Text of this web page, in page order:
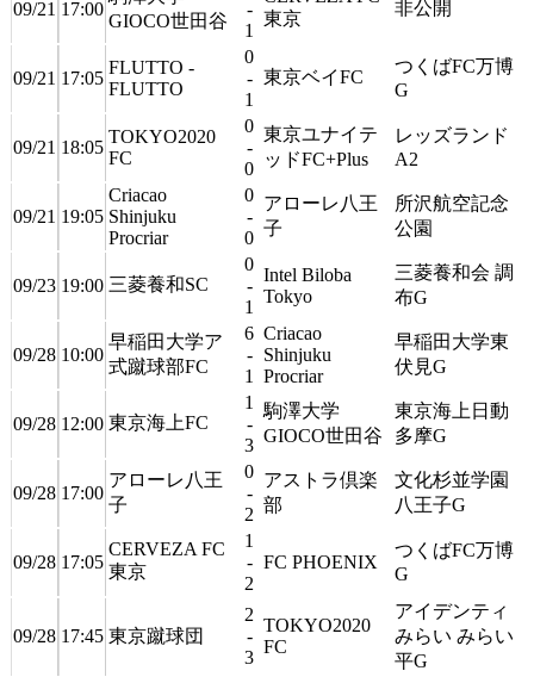
09/21 17:00
GIOCO世田谷
-
1
東京
非公開
09/21 17:05
FLUTTO -
FLUTTO
0
-
1
東京ベイFC
つくばFC万博
G
09/21 18:05
TOKYO2020
FC
0
-
0
東京ユナイテ
ッドFC+Plus
レッズランド
A2
09/21 19:05
Criacao
Shinjuku
Procriar
0
-
0
アローレ八王
子
所沢航空記念
公園
09/23 19:00 三菱養和SC
0
-
1
Intel Biloba
Tokyo
三菱養和会 調
布G
09/28 10:00
早稲田大学ア
式蹴球部FC
6
-
1
Criacao
Shinjuku
Procriar
早稲田大学東
伏見G
09/28 12:00 東京海上FC
1
-
3
駒澤大学
GIOCO世田谷
東京海上日動
多摩G
09/28 17:00
アローレ八王
子
0
-
2
アストラ倶楽
部
文化杉並学園
八王子G
09/28 17:05
CERVEZA FC
東京
1
-
2
FC PHOENIX
つくばFC万博
G
09/28 17:45 東京蹴球団
2
-
3
TOKYO2020
FC
アイデンティ
みらい みらい
平G